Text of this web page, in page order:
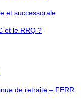
et successorale
et le RRQ ?
de retraite – FERR